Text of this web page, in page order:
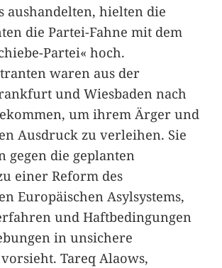
aushandelten, hielten die
die Partei-Fahne mit dem
Partei« hoch.
waren aus der
und Wiesbaden nach
um ihrem Ärger und
Ausdruck zu verleihen. Sie
gegen die geplanten
einer Reform des
Europäischen Asylsystems,
und Haftbedingungen
in unsichere
Tareq Alaows,